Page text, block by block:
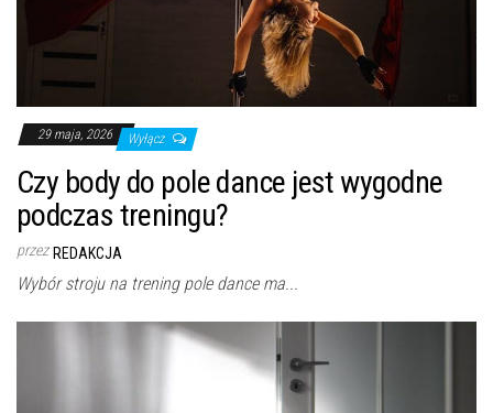
29 maja, 2026 Wyłącz
Czy body do pole dance jest wygodne
podczas treningu?
przez REDAKCJA
Wybór stroju na trening pole dance ma...